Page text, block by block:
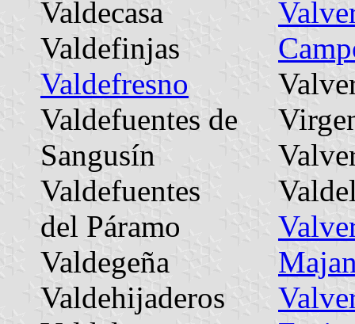
Valdecasa
Valdefinjas
Valdefresno
Valdefuentes de
Sangusín
Valdefuentes
del Páramo
Valdegeña
Valdehijaderos